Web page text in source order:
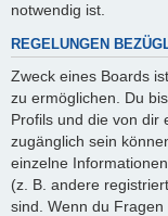
notwendig ist.
REGELUNGEN
Zweck eines Boards
zu ermöglichen. Du
Profils und die von dir
zugänglich sein
einzelne
(z. B. andere
sind. Wenn du